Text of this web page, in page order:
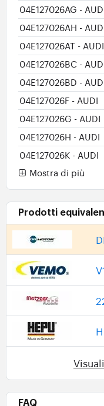
04E127026AG -
04E127026AH -
04E127026AT - AUDI
04E127026BC -
04E127026BD -
04E127026F - AUDI
04E127026G - AUDI
04E127026H - AUDI
04E127026K - AUDI
Mostra di più
Prodotti
FAQ